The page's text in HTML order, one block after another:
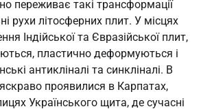
переживає такі трансформації
рухи літосферних плит. У місцях
Індійської та Євразійської плит,
пластично деформуються і
антикліналі та синкліналі. В
яскраво проявилися в Карпатах,
Українського щита, де сучасні